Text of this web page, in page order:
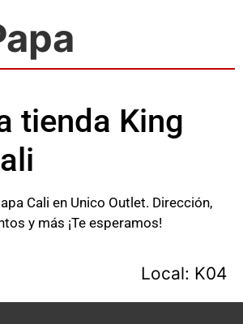
tienda King
Cali en Unico Outlet. Dirección,
y más ¡Te esperamos!
Local: K04